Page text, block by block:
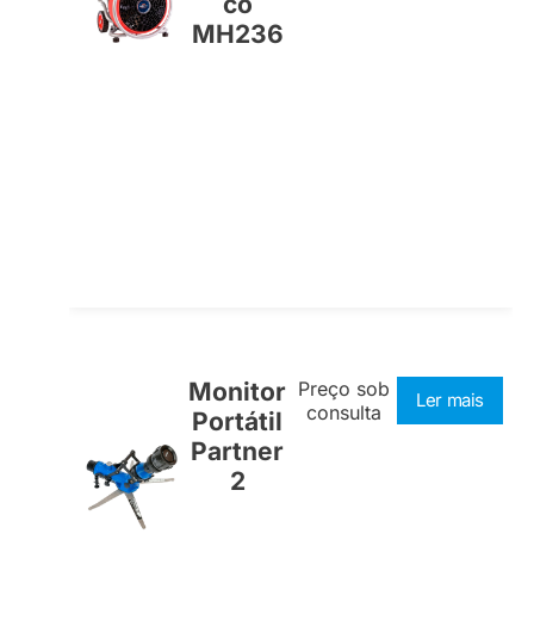
MH236
Monitor
Portátil
Partner
2
Preço sob
consulta
Ler mais